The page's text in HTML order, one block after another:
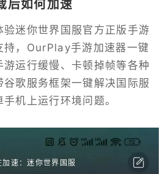
后如何加速
迷你世界国服官方正版手游
持，OurPlay手游加速器一键
运行缓慢、卡顿掉帧等各种
谷歌服务框架一键解决国际服
机上运行环境问题。
加速：迷你世界国服